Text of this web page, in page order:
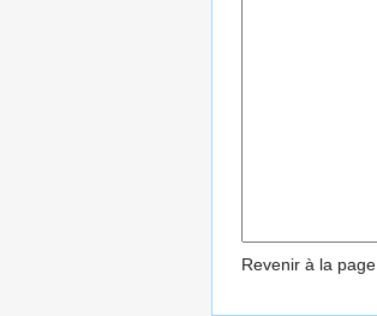
Revenir à la page